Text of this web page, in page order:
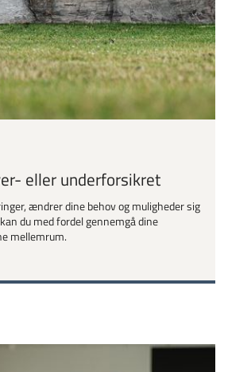
eller underforsikret
ændrer dine behov og muligheder sig
du med fordel gennemgå dine
mellemrum.